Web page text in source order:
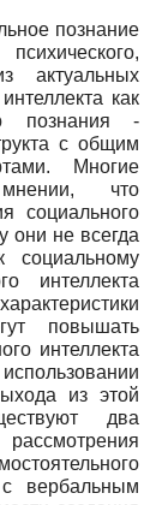
познание
актуальных
как
познания -
с общим
Многие
что
социального
они не всегда
социальному
интеллекта
повышать
интеллекта
из этой
два
вербальным